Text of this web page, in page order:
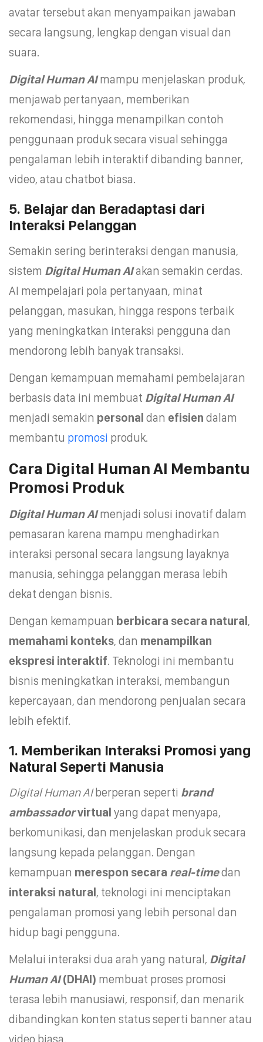
avatar tersebut akan menyampaikan jawaban
secara langsung, lengkap dengan visual dan
suara.
Digital Human AImampu menjelaskan produk,
menjawab pertanyaan, memberikan
rekomendasi, hingga menampilkan contoh
penggunaan produk secara visual sehingga
pengalaman lebih interaktif dibanding banner,
video, atau chatbot biasa.
5. Belajar dan Beradaptasi dari
Interaksi Pelanggan
Semakin sering berinteraksi dengan manusia,
sistem Digital Human AIakan semakin cerdas.
AI mempelajari pola pertanyaan, minat
pelanggan, masukan, hingga respons terbaik
yang meningkatkan interaksi pengguna dan
mendorong lebih banyak transaksi.
Dengan kemampuan memahami pembelajaran
berbasis data ini membuat Digital Human AI
menjadi semakin personal dan efisien dalam
membantu promosi produk.
Cara Digital Human AI Membantu
Promosi Produk
Digital Human AImenjadi solusi inovatif dalam
pemasaran karena mampu menghadirkan
interaksi personal secara langsung layaknya
manusia, sehingga pelanggan merasa lebih
dekat dengan bisnis.
Dengan kemampuan berbicara secara natural,
memahami konteks, dan menampilkan
ekspresi interaktif. Teknologi ini membantu
bisnis meningkatkan interaksi, membangun
kepercayaan, dan mendorong penjualan secara
lebih efektif.
1. Memberikan Interaksi Promosi yang
Natural Seperti Manusia
Digital Human AIberperan seperti brand
ambassadorvirtual yang dapat menyapa,
berkomunikasi, dan menjelaskan produk secara
langsung kepada pelanggan. Dengan
kemampuan merespon secara real-timedan
interaksi natural, teknologi ini menciptakan
pengalaman promosi yang lebih personal dan
hidup bagi pengguna.
Melalui interaksi dua arah yang natural, Digital
Human AI(DHAI) membuat proses promosi
terasa lebih manusiawi, responsif, dan menarik
dibandingkan konten status seperti banner atau
video biasa.